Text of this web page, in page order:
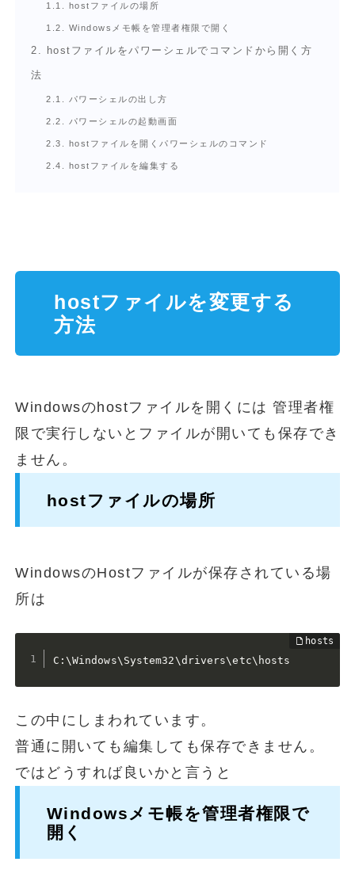
1.1. hostファイルの場所
1.2. Windowsメモ帳を管理者権限で開く
2. hostファイルをパワーシェルでコマンドから開く方
法
2.1. パワーシェルの出し方
2.2. パワーシェルの起動画面
2.3. hostファイルを開くパワーシェルのコマンド
2.4. hostファイルを編集する
hostファイルを変更する
方法
Windowsのhostファイルを開くには 管理者権
限で実行しないとファイルが開いても保存でき
ません。
hostファイルの場所
WindowsのHostファイルが保存されている場
所は
C:\Windows\System32\drivers\etc\hosts
この中にしまわれています。
普通に開いても編集しても保存できません。
ではどうすれば良いかと言うと
Windowsメモ帳を管理者権限で
開く